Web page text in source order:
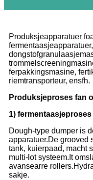
Produksjeapparatuer
ferpakkingsmasine,
riemtransporteur, ensfh.
Produksjeproses fan
1) fermentaasjeproses
Dough-type dumper is
apparatuer.De grooved
tank, kuierpaad, macht
multi-lot systeem.It
avansearre
sakje.